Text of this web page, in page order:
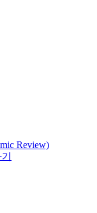
Review)